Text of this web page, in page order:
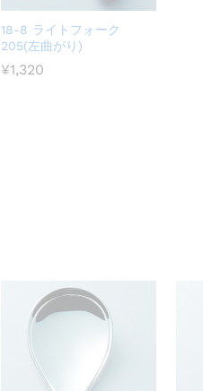
口あたりやさしいカトラリー シリー
18-8 ライトフォーク
205(左曲がり)
¥1,320